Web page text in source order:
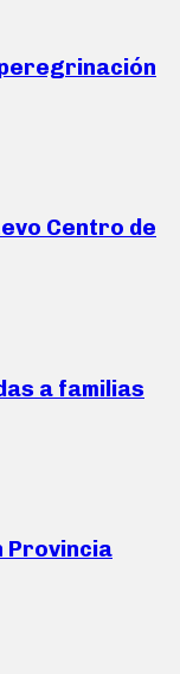
Centro de
a familias
Provincia